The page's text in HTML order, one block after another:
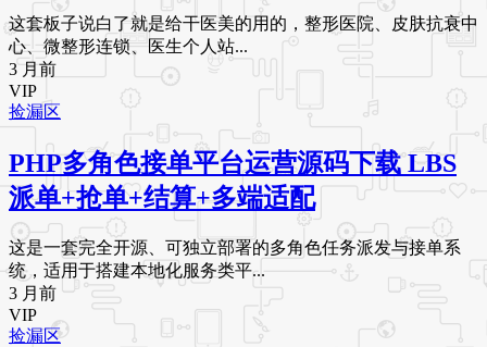
这套板子说白了就是给干医美的用的，整形医院、皮肤抗衰中
心、微整形连锁、医生个人站...
3 月前
VIP
捡漏区
PHP多角色接单平台运营源码下载 LBS
派单+抢单+结算+多端适配
这是一套完全开源、可独立部署的多角色任务派发与接单系
统，适用于搭建本地化服务类平...
3 月前
VIP
捡漏区